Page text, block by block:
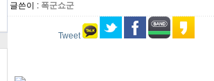
글쓴이 : 폭군쇼군
Tweet